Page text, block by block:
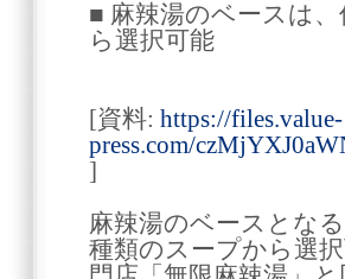
■ 麻辣湯のベースは
ら選択可能
[資料: https://files.value-
press.com/
]
麻辣湯のベースとな
種類のスープから選